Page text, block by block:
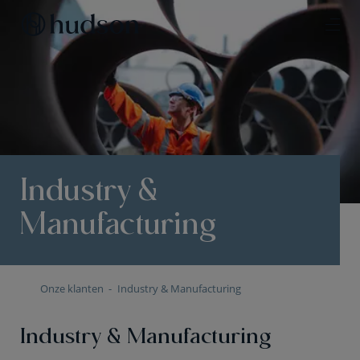
Industry &
Manufacturing
Onze klanten Industry & Manufacturing
Industry & Manufacturing